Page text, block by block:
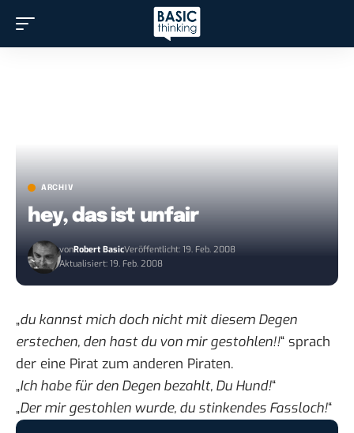
ARCHIV
hey, das ist unfair
vonRobert BasicVeröffentlicht: 19. Feb. 2008
Aktualisiert: 19. Feb. 2008
„du kannst mich doch nicht mit diesem Degen
erstechen, den hast du von mir gestohlen!!“ sprach
der eine Pirat zum anderen Piraten.
„Ich habe für den Degen bezahlt, Du Hund!“
„Der mir gestohlen wurde, du stinkendes Fassloch!“